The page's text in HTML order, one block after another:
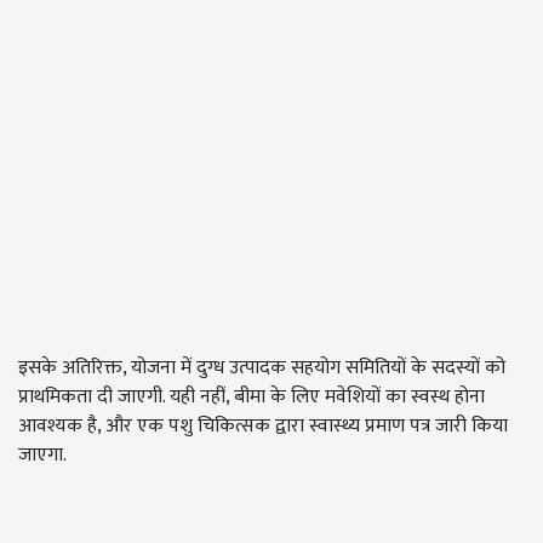
इसके अतिरिक्त, योजना में दुग्ध उत्पादक सहयोग समितियों के सदस्यों को
प्राथमिकता दी जाएगी. यही नहीं, बीमा के लिए मवेशियों का स्वस्थ होना
आवश्यक है, और एक पशु चिकित्सक द्वारा स्वास्थ्य प्रमाण पत्र जारी किया
जाएगा.